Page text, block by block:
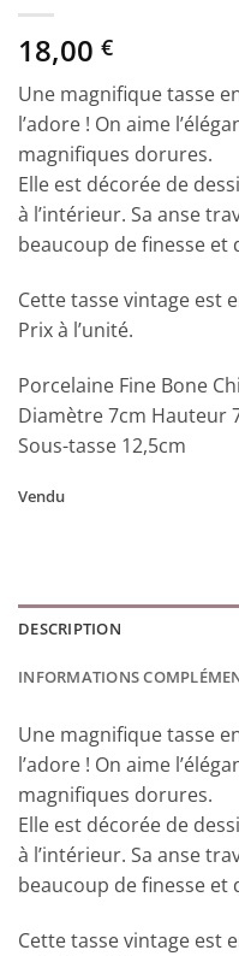
18,00 €
Une magnifique tasse
l’adore ! On aime
magnifiques dorures.
Elle est décorée de
à l’intérieur. Sa anse
beaucoup de finesse et
Cette tasse vintage est
Prix à l’unité.
Porcelaine Fine Bone
Diamètre 7cm Hauteur
Sous-tasse 12,5cm
Vendu
DESCRIPTION
INFORMATIONS
Une magnifique tasse
l’adore ! On aime
magnifiques dorures.
Elle est décorée de
à l’intérieur. Sa anse
beaucoup de finesse et
Cette tasse vintage est